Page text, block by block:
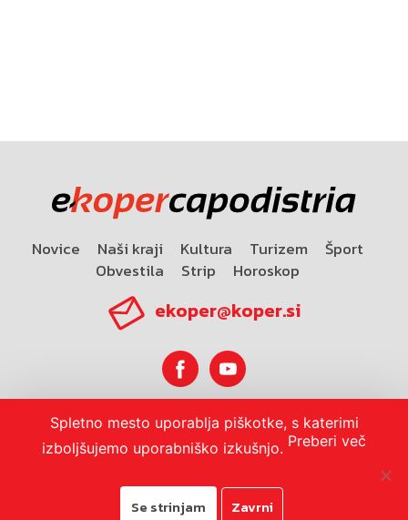
Novice Naši kraji Kultura Turizem
Šport
Obvestila
Strip Horoskop
ekoper@koper.si
Horoskop
Spletno mesto uporablja piškotke, s katerimi
izboljšujemo uporabniško izkušnjo. Preberi več
Se strinjam Zavrni